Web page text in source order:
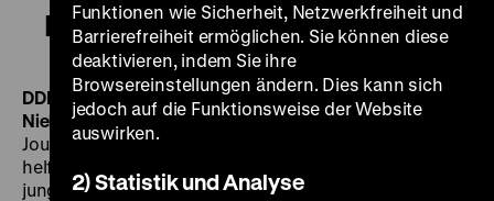
Die Kinder Palästinas
DDR 1981, R: Kurt Tetzlaff, B: Kurt Tetzlaff, Jochen
Niebelschütz, K: Jürgen Greunig, 54‘·35 mm„Die
Journalisten fotografieren nur immer unser Elend, aber
helfen tut uns niemand.“ Mit diesen Worten lässt eine
junge Witwe das DEFA-Team über deren PLO-Begleiter
Funktionen wie Sicherheit, Netzwerkfreiheit und
Barrierefreiheit ermöglichen. Sie können diese
deaktivieren, indem Sie ihre
Browsereinstellungen ändern. Dies kann sich
jedoch auf die Funktionsweise der Website
auswirken.
2) Statistik und Analyse